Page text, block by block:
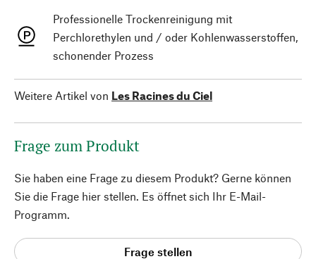
Professionelle Trockenreinigung mit
Perchlorethylen und / oder Kohlenwasserstoffen,
schonender Prozess
Weitere Artikel von Les Racines du Ciel
Frage zum Produkt
Sie haben eine Frage zu diesem Produkt? Gerne können
Sie die Frage hier stellen. Es öffnet sich Ihr E-Mail-
Programm.
Frage stellen